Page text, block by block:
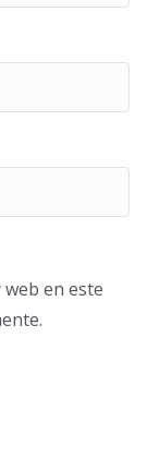
en este